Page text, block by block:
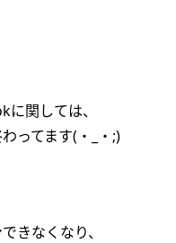
に関しては、
ってます(・_・;)
きなくなり、